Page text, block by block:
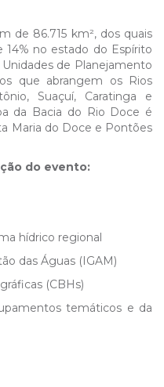
de 86.715 km², dos quais
no estado do Espírito
de Planejamento
que abrangem os Rios
Suaçuí, Caratinga e
da Bacia do Rio Doce é
Maria do Doce e Pontões
do evento:
hídrico regional
Águas (IGAM)
(CBHs)
temáticos e da